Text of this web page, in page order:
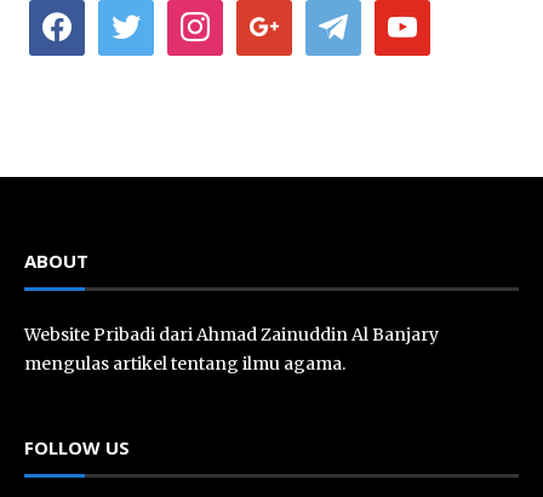
facebook twitter instagramgoogle telegram youtube
ABOUT
Website Pribadi dari Ahmad Zainuddin Al Banjary
mengulas artikel tentang ilmu agama.
FOLLOW US